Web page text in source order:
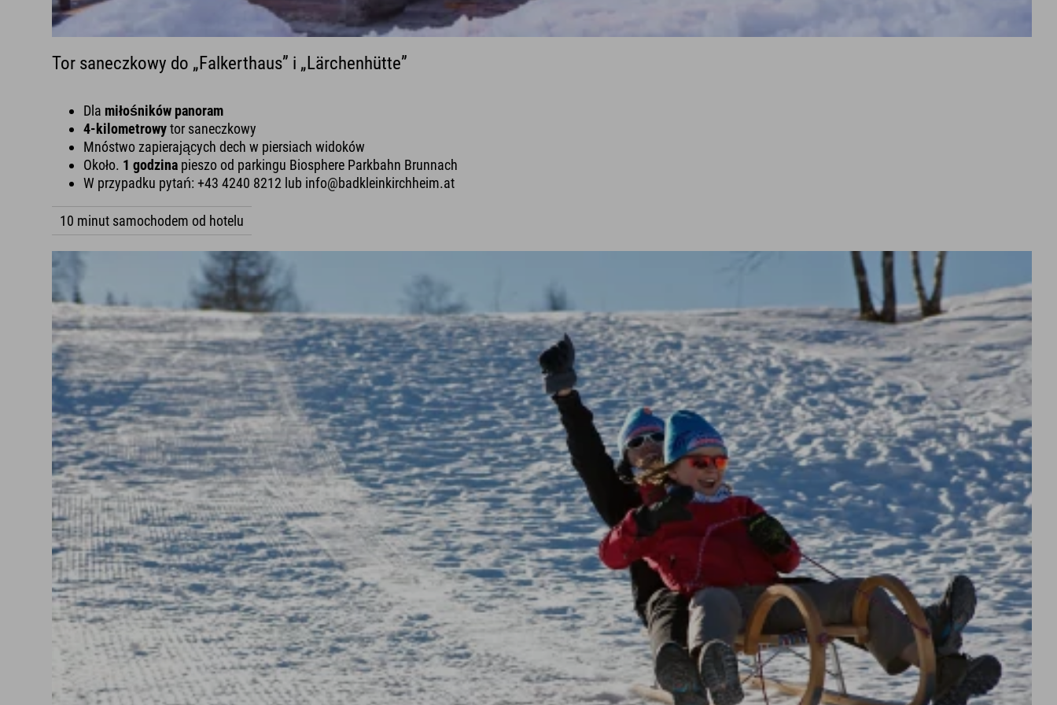
Tor saneczkowy do „Falkerthaus” i „Lärchenhütte”
Dla miłośników panoram
4-kilometrowytor saneczkowy
Mnóstwo zapierających dech w piersiach widoków
Około. 1 godzina pieszo od parkingu Biosphere Parkbahn Brunnach
W przypadku pytań: +43 4240 8212 lub info@badkleinkirchheim.at
10 minut samochodem od hotelu